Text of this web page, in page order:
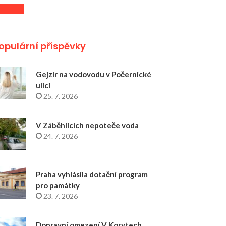
příspěvky
Gejzír na vodovodu v Počernické
ulici
25. 7. 2026
V Záběhlicích nepoteče voda
24. 7. 2026
Praha vyhlásila dotační program
pro památky
23. 7. 2026